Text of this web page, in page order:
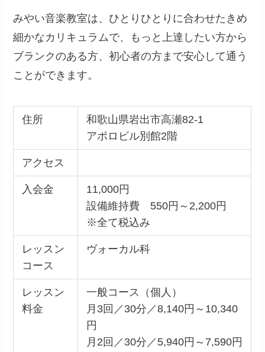
みやい音楽教室は、ひとりひとりに合わせたきめ
細かなカリキュラムで、もっと上達したい方から
ブランクのある方、初心者の方まで安心して通う
ことができます。
住所
和歌山県岩出市高瀬82-1
アポロビル別館2階
アクセス
入会金
11,000円
設備維持費 550円～2,200円
※全て税込み
レッスン
コース
ヴォーカル科
レッスン
料金
一般コース（個人）
月3回／30分／8,140円～10,340
円
月2回／30分／5,940円～7,590円